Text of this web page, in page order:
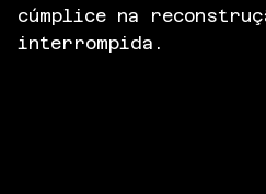
cúmplice na
interrompida.